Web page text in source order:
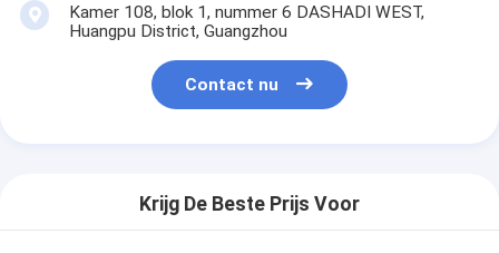
Kamer 108, blok 1, nummer 6 DASHADI WEST,
Huangpu District, Guangzhou
Contact nu
Krijg De Beste Prijs Voor